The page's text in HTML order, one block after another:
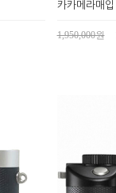
카카메라매입
1,950,000원